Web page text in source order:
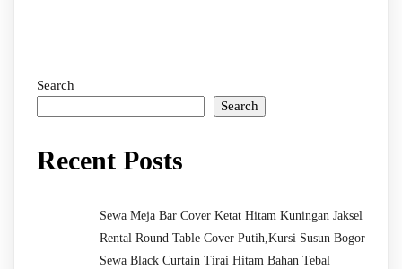
Search
Search
Recent Posts
Sewa Meja Bar Cover Ketat Hitam Kuningan Jaksel
Rental Round Table Cover Putih,Kursi Susun Bogor
Sewa Black Curtain Tirai Hitam Bahan Tebal